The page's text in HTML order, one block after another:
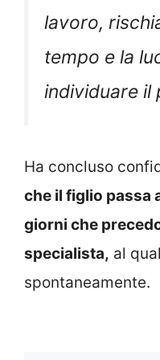
lavoro,
tempo e la
individuare il
Ha concluso
che il figlio passa
giorni che
specialista, al
spontaneamente.